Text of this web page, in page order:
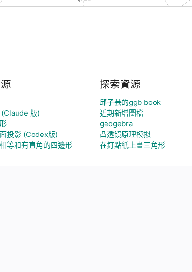
版)
投影 (Codex版)
等和有直角的四邊形
探索資源
邱子芸的ggb book
近期新增圖檔
geogebra
凸透镜原理模拟
在釘點紙上畫三角形